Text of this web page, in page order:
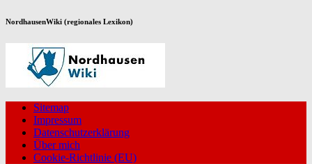
NordhausenWiki (regionales Lexikon)
Sitemap
Impressum
Datenschutzerklärung
Über mich
Cookie-Richtlinie (EU)